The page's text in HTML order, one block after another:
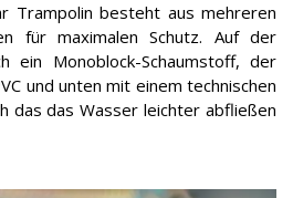
Trampolin besteht aus mehreren
für maximalen Schutz. Auf der
ein Monoblock-Schaumstoff, der
und unten mit einem technischen
das das Wasser leichter abfließen